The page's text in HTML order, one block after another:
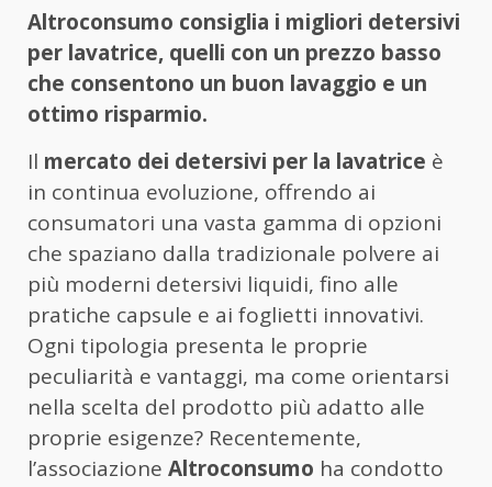
Altroconsumo consiglia i migliori detersivi
per lavatrice, quelli con un prezzo basso
che consentono un buon lavaggio e un
ottimo risparmio.
Il mercato dei detersivi per la lavatrice è
in continua evoluzione, offrendo ai
consumatori una vasta gamma di opzioni
che spaziano dalla tradizionale polvere ai
più moderni detersivi liquidi, fino alle
pratiche capsule e ai foglietti innovativi.
Ogni tipologia presenta le proprie
peculiarità e vantaggi, ma come orientarsi
nella scelta del prodotto più adatto alle
proprie esigenze? Recentemente,
l’associazione Altroconsumo ha condotto